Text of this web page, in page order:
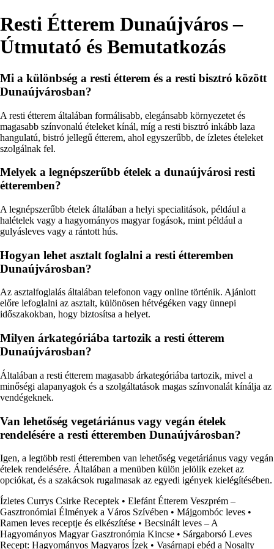
Resti Étterem Dunaújváros –
Útmutató és Bemutatkozás
Mi a különbség a resti étterem és a resti bisztró között
Dunaújvárosban?
A resti étterem általában formálisabb, elegánsabb környezetet és
magasabb színvonalú ételeket kínál, míg a resti bisztró inkább laza
hangulatú, bistró jellegű étterem, ahol egyszerűbb, de ízletes ételeket
szolgálnak fel.
Melyek a legnépszerűbb ételek a dunaújvárosi resti
étteremben?
A legnépszerűbb ételek általában a helyi specialitások, például a
halételek vagy a hagyományos magyar fogások, mint például a
gulyásleves vagy a rántott hús.
Hogyan lehet asztalt foglalni a resti étteremben
Dunaújvárosban?
Az asztalfoglalás általában telefonon vagy online történik. Ajánlott
előre lefoglalni az asztalt, különösen hétvégéken vagy ünnepi
időszakokban, hogy biztosítsa a helyet.
Milyen árkategóriába tartozik a resti étterem
Dunaújvárosban?
Általában a resti étterem magasabb árkategóriába tartozik, mivel a
minőségi alapanyagok és a szolgáltatások magas színvonalát kínálja az
vendégeknek.
Van lehetőség vegetáriánus vagy vegán ételek
rendelésére a resti étteremben Dunaújvárosban?
Igen, a legtöbb resti étteremben van lehetőség vegetáriánus vagy vegán
ételek rendelésére. Általában a menüben külön jelölik ezeket az
opciókat, és a szakácsok rugalmasak az egyedi igények kielégítésében.
Ízletes Currys Csirke Receptek • Elefánt Étterem Veszprém –
Gasztronómiai Élmények a Város Szívében • Májgombóc leves •
Ramen leves receptje és elkészítése • Becsinált leves – A
Hagyományos Magyar Gasztronómia Kincse • Sárgaborsó Leves
Recept: Hagyományos Magyaros Ízek • Vasárnapi ebéd a Nosalty